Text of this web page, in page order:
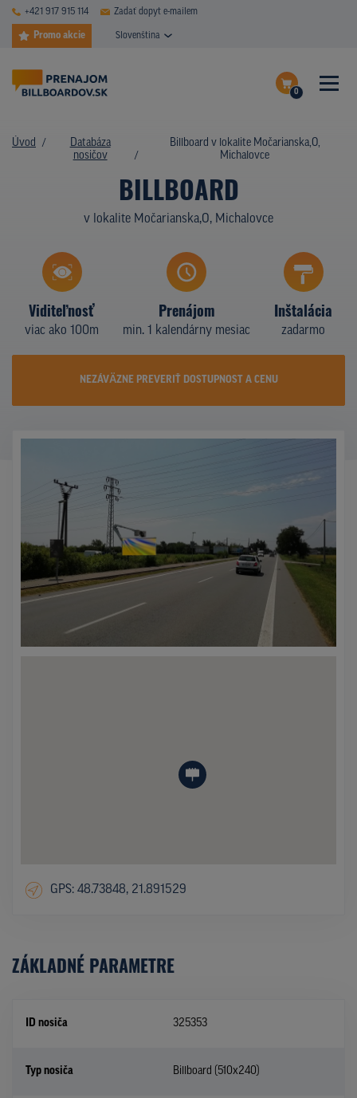
+421 917 915 114 Zadať dopyt e-mailem
Promo akcie Slovenština
0
Dokončiť dopyt
DATABÁZA NOSIČOV
PLOCHY V AKCII
CENY
TYPY NOSIČOV
KTO SME
KONTAKTY
Úvod
Databáza
nosičov
Billboard v lokalite Močarianska,O,
Michalovce
BILLBOARD
v lokalite Močarianska,O, Michalovce
Viditeľnosť
viac ako 100m
Prenájom
min. 1 kalendárny mesiac
Inštalácia
zadarmo
NEZÁVÄZNE PREVERIŤ DOSTUPNOST A CENU
GPS: 48.73848, 21.891529
ZÁKLADNÉ PARAMETRE
ID nosiča 325353
Typ nosiča Billboard (510x240)